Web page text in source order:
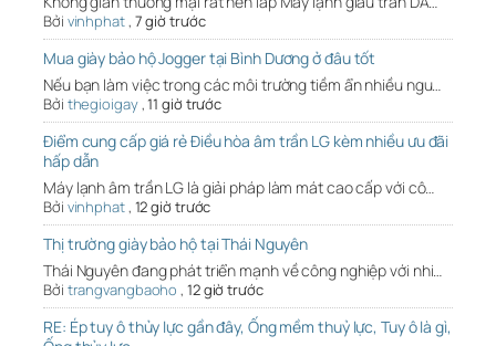
Bởi vinhphat, 7 giờ trước
Mua giày bảo hộ Jogger tại Bình Dương ở đâu tốt
Nếu bạn làm việc trong các môi trường tiềm ẩn nhiều ngu…
Bởi thegioigay,11 giờ trước
Điểm cung cấp giá rẻ Điều hòa âm trần LG kèm nhiều ưu đãi
hấp dẫn
Máy lạnh âm trần LG là giải pháp làm mát cao cấp với cô…
Bởi vinhphat, 12 giờ trước
Thị trường giày bảo hộ tại Thái Nguyên
Thái Nguyên đang phát triển mạnh về công nghiệp với nhi…
Bởi trangvangbaoho , 12 giờ trước
RE: Ép tuy ô thủy lực gần đây, Ống mềm thuỷ lực, Tuy ô là gì,